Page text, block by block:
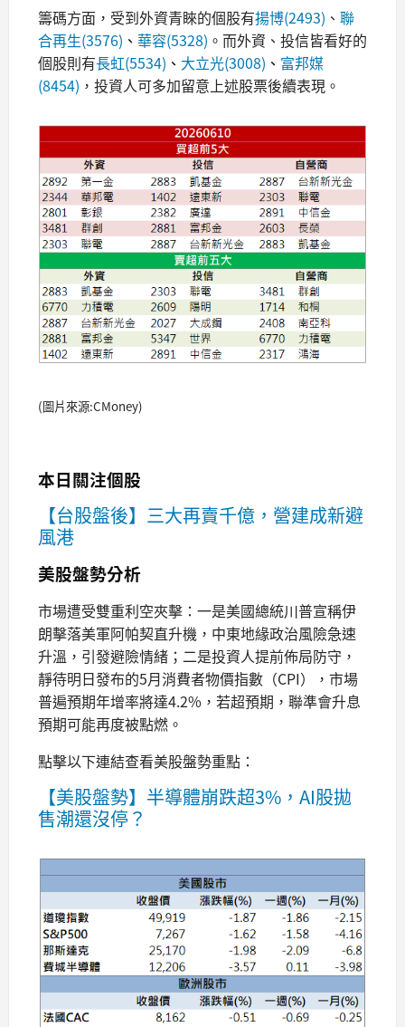
籌碼方面，受到外資青睞的個股有揚博(2493) 、 聯
合再生(3576) 、 華容(5328) 。而外資、投信皆看好的
個股則有長虹(5534) 、 大立光(3008) 、 富邦媒
(8454) ，投資人可多加留意上述股票後續表現。
(圖片來源:CMoney)
本日關注個股
【台股盤後】三大再賣千億，營建成新避
風港
美股盤勢分析
市場遭受雙重利空夾擊：一是美國總統川普宣稱伊
朗擊落美軍阿帕契直升機，中東地緣政治風險急速
升溫，引發避險情緒；二是投資人提前佈局防守，
靜待明日發布的5月消費者物價指數（CPI），市場
普遍預期年增率將達4.2%，若超預期，聯準會升息
預期可能再度被點燃。
點擊以下連結查看美股盤勢重點：
【美股盤勢】半導體崩跌超3%，AI股拋
售潮還沒停？